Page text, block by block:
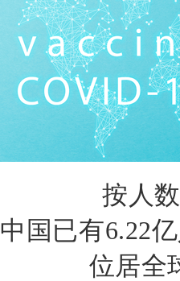
按人
中国已有6.22
位居全